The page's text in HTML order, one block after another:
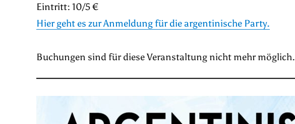
Eintritt: 10/5 €
Hier geht es zur Anmeldung für die argentinische Party.
Buchungen sind für diese Veranstaltung nicht mehr möglich.